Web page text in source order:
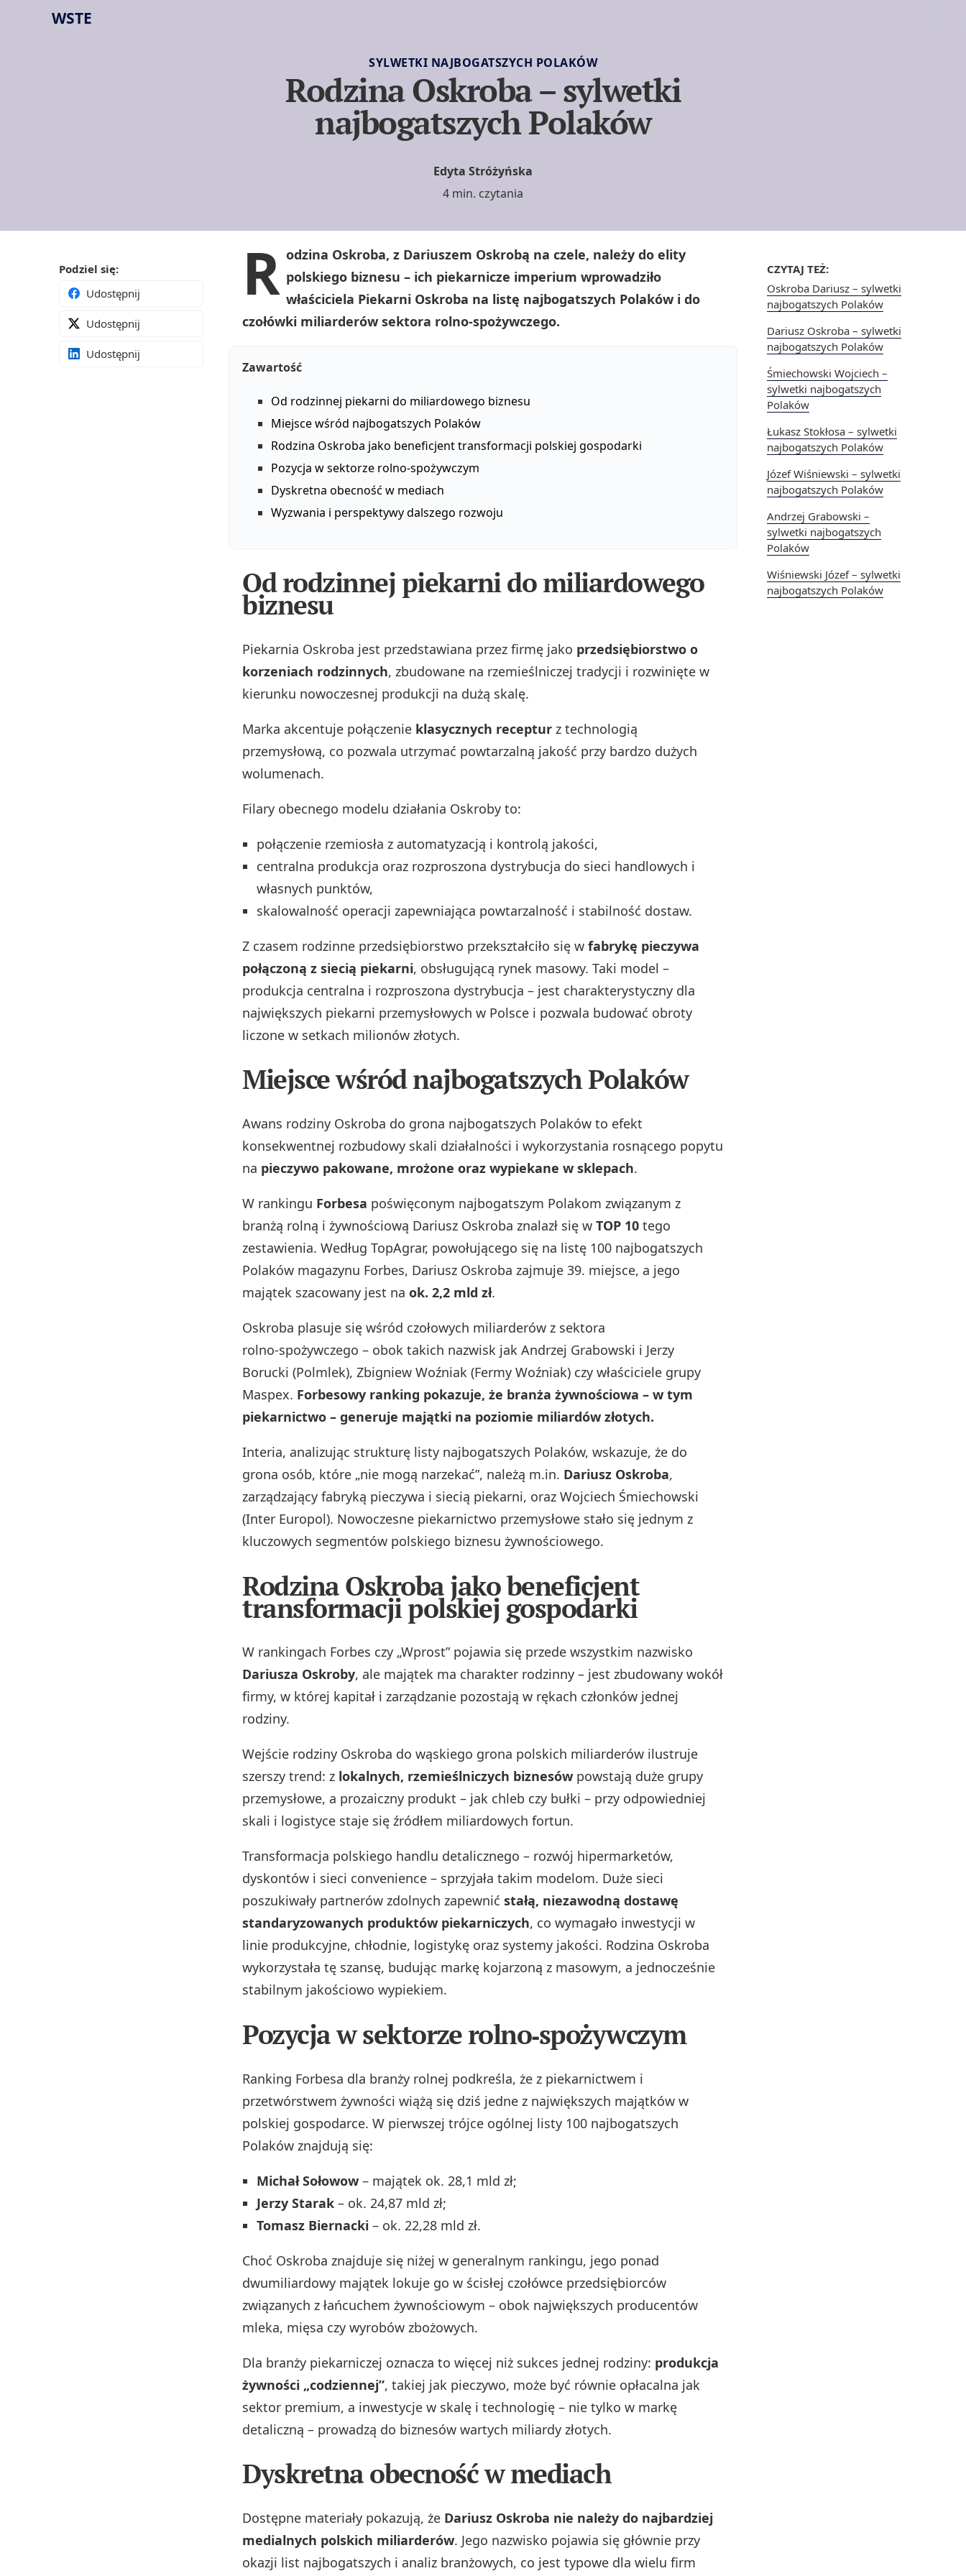
WSTE
SYLWETKI NAJBOGATSZYCH POLAKÓW
Rodzina Oskroba – sylwetki
najbogatszych Polaków
Edyta Stróżyńska
4 min. czytania
CZYTAJ TEŻ:
Oskroba Dariusz – sylwetki
najbogatszych Polaków
Dariusz Oskroba – sylwetki
najbogatszych Polaków
Śmiechowski Wojciech –
sylwetki najbogatszych
Polaków
Łukasz Stokłosa – sylwetki
najbogatszych Polaków
Józef Wiśniewski – sylwetki
najbogatszych Polaków
Andrzej Grabowski –
sylwetki najbogatszych
Polaków
Wiśniewski Józef – sylwetki
najbogatszych Polaków
Podziel się:
Udostępnij
Udostępnij
Udostępnij
R odzina Oskroba, z Dariuszem Oskrobą na czele, należy do elity
polskiego biznesu – ich piekarnicze imperium wprowadziło
właściciela Piekarni Oskroba na listę najbogatszych Polaków i do
czołówki miliarderów sektora rolno‑spożywczego.
Zawartość
Od rodzinnej piekarni do miliardowego biznesu
Miejsce wśród najbogatszych Polaków
Rodzina Oskroba jako beneficjent transformacji polskiej gospodarki
Pozycja w sektorze rolno‑spożywczym
Dyskretna obecność w mediach
Wyzwania i perspektywy dalszego rozwoju
Od rodzinnej piekarni do miliardowego
biznesu
Piekarnia Oskroba jest przedstawiana przez firmę jako przedsiębiorstwo o
korzeniach rodzinnych, zbudowane na rzemieślniczej tradycji i rozwinięte w
kierunku nowoczesnej produkcji na dużą skalę.
Marka akcentuje połączenie klasycznych receptur z technologią
przemysłową, co pozwala utrzymać powtarzalną jakość przy bardzo dużych
wolumenach.
Filary obecnego modelu działania Oskroby to:
połączenie rzemiosła z automatyzacją i kontrolą jakości,
centralna produkcja oraz rozproszona dystrybucja do sieci handlowych i
własnych punktów,
skalowalność operacji zapewniająca powtarzalność i stabilność dostaw.
Z czasem rodzinne przedsiębiorstwo przekształciło się w fabrykę pieczywa
połączoną z siecią piekarni, obsługującą rynek masowy. Taki model –
produkcja centralna i rozproszona dystrybucja – jest charakterystyczny dla
największych piekarni przemysłowych w Polsce i pozwala budować obroty
liczone w setkach milionów złotych.
Miejsce wśród najbogatszych Polaków
Awans rodziny Oskroba do grona najbogatszych Polaków to efekt
konsekwentnej rozbudowy skali działalności i wykorzystania rosnącego popytu
na pieczywo pakowane, mrożone oraz wypiekane w sklepach.
W rankingu Forbesa poświęconym najbogatszym Polakom związanym z
branżą rolną i żywnościową Dariusz Oskroba znalazł się w TOP 10 tego
zestawienia. Według TopAgrar, powołującego się na listę 100 najbogatszych
Polaków magazynu Forbes, Dariusz Oskroba zajmuje 39. miejsce, a jego
majątek szacowany jest na ok. 2,2 mld zł.
Oskroba plasuje się wśród czołowych miliarderów z sektora
rolno‑spożywczego – obok takich nazwisk jak Andrzej Grabowski i Jerzy
Borucki (Polmlek), Zbigniew Woźniak (Fermy Woźniak) czy właściciele grupy
Maspex. Forbesowy ranking pokazuje, że branża żywnościowa – w tym
piekarnictwo – generuje majątki na poziomie miliardów złotych.
Interia, analizując strukturę listy najbogatszych Polaków, wskazuje, że do
grona osób, które „nie mogą narzekać”, należą m.in. Dariusz Oskroba,
zarządzający fabryką pieczywa i siecią piekarni, oraz Wojciech Śmiechowski
(Inter Europol). Nowoczesne piekarnictwo przemysłowe stało się jednym z
kluczowych segmentów polskiego biznesu żywnościowego.
Rodzina Oskroba jako beneficjent
transformacji polskiej gospodarki
W rankingach Forbes czy „Wprost” pojawia się przede wszystkim nazwisko
Dariusza Oskroby, ale majątek ma charakter rodzinny – jest zbudowany wokół
firmy, w której kapitał i zarządzanie pozostają w rękach członków jednej
rodziny.
Wejście rodziny Oskroba do wąskiego grona polskich miliarderów ilustruje
szerszy trend: z lokalnych, rzemieślniczych biznesów powstają duże grupy
przemysłowe, a prozaiczny produkt – jak chleb czy bułki – przy odpowiedniej
skali i logistyce staje się źródłem miliardowych fortun.
Transformacja polskiego handlu detalicznego – rozwój hipermarketów,
dyskontów i sieci convenience – sprzyjała takim modelom. Duże sieci
poszukiwały partnerów zdolnych zapewnić stałą, niezawodną dostawę
standaryzowanych produktów piekarniczych, co wymagało inwestycji w
linie produkcyjne, chłodnie, logistykę oraz systemy jakości. Rodzina Oskroba
wykorzystała tę szansę, budując markę kojarzoną z masowym, a jednocześnie
stabilnym jakościowo wypiekiem.
Pozycja w sektorze rolno‑spożywczym
Ranking Forbesa dla branży rolnej podkreśla, że z piekarnictwem i
przetwórstwem żywności wiążą się dziś jedne z największych majątków w
polskiej gospodarce. W pierwszej trójce ogólnej listy 100 najbogatszych
Polaków znajdują się:
Michał Sołowow – majątek ok. 28,1 mld zł;
Jerzy Starak – ok. 24,87 mld zł;
Tomasz Biernacki – ok. 22,28 mld zł.
Choć Oskroba znajduje się niżej w generalnym rankingu, jego ponad
dwumiliardowy majątek lokuje go w ścisłej czołówce przedsiębiorców
związanych z łańcuchem żywnościowym – obok największych producentów
mleka, mięsa czy wyrobów zbożowych.
Dla branży piekarniczej oznacza to więcej niż sukces jednej rodziny: produkcja
żywności „codziennej”, takiej jak pieczywo, może być równie opłacalna jak
sektor premium, a inwestycje w skalę i technologię – nie tylko w markę
detaliczną – prowadzą do biznesów wartych miliardy złotych.
Dyskretna obecność w mediach
Dostępne materiały pokazują, że Dariusz Oskroba nie należy do najbardziej
medialnych polskich miliarderów. Jego nazwisko pojawia się głównie przy
okazji list najbogatszych i analiz branżowych, co jest typowe dla wielu firm